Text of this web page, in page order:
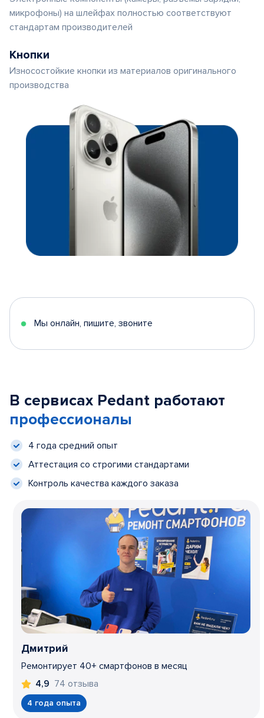
микрофоны) на шлейфах полностью соответствуют
стандартам производителей
Кнопки
Износостойкие кнопки из материалов оригинального
производства
Мы онлайн, пишите, звоните
В сервисах Pedant работают
профессионалы
4 года средний опыт
Аттестация со строгими стандартами
Контроль качества каждого заказа
Дмитрий
Ремонтирует 40+ смартфонов в месяц
4,9 74 отзыва
4 года опыта